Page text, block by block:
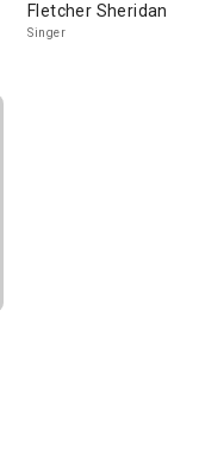
Fletcher Sheridan
Singer